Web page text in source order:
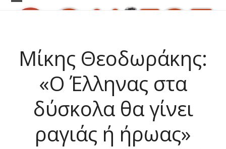
Skip
Open
menu
Close
menu
Μίκης Θεοδωράκης:
«Ο Έλληνας στα
δύσκολα θα γίνει
ραγιάς ή ήρωας»